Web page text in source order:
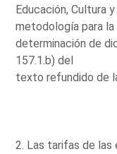
Educación, Cultura
metodología para la
determinación de
157.1.b) del
texto refundido de
2. Las tarifas de